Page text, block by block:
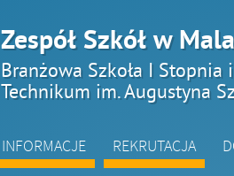
Zespół Szkół w
Branżowa Szkoła I Stopnia
Technikum im. Augustyna
INFORMACJE REKRUTACJA